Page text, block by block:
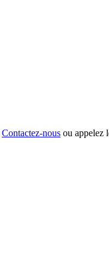
Contactez-nous ou appelez